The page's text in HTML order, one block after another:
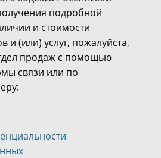
подробной
и стоимости
и (или) услуг, пожалуйста,
продаж с помощью
связи или по